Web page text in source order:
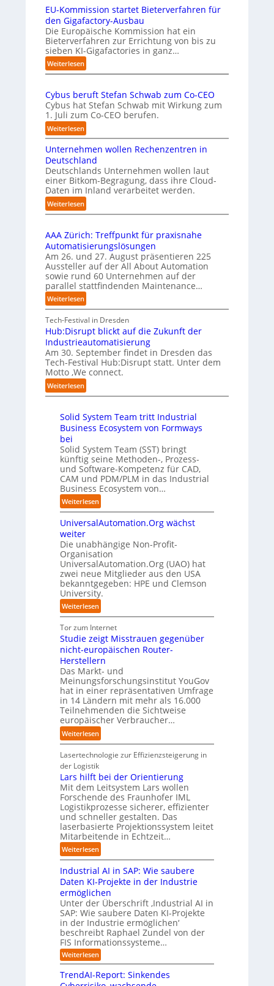
s
c
h
r
f
e
n
n
d
i
e
l
A
s
b
i
d
u
g
s
s
t
l
l
n
l
e
b
e
n
u
b
e
e
z
t
E
s
k
o
m
m
t
u
f
d
i
e
m
p
l
e
m
e
n
i
e
r
u
n
g
a
n
“
EU-Kommission startet Bieterverfahren für
den Gigafactory-Ausbau
Die Europäische Kommission hat ein
Bieterverfahren zur Errichtung von bis zu
sieben KI-Gigafactories in ganz…
Weiterlesen:
E
-
K
o
m
m
i
s
s
i
o
n
s
a
r
t
e
t
B
i
e
t
e
r
v
e
r
f
a
h
e
n
ü
r
d
e
n
G
i
g
a
f
a
c
t
o
r
y
-
A
u
s
b
a
u
Cybus beruft Stefan Schwab zum Co-CEO
Cybus hat Stefan Schwab mit Wirkung zum
1. Juli zum Co-CEO berufen.
Weiterlesen:
C
y
b
u
s
b
e
r
f
S
t
e
f
a
n
c
h
w
a
b
z
u
m
o
-
E
O
Unternehmen wollen Rechenzentren in
Deutschland
Deutschlands Unternehmen wollen laut
einer Bitkom-Begragung, dass ihre Cloud-
Daten im Inland verarbeitet werden.
Weiterlesen:
U
t
e
r
n
e
h
e
n
w
o
l
e
n
R
h
e
z
e
n
t
r
e
n
i
n
D
e
u
t
s
c
h
l
a
n
d
AAA Zürich: Treffpunkt für praxisnahe
Automatisierungslösungen
Am 26. und 27. August präsentieren 225
Aussteller auf der All About Automation
sowie rund 60 Unternehmen auf der
parallel stattfindenden Maintenance…
Weiterlesen:
A
A
A
Z
ü
r
i
c
h
T
r
e
f
p
u
n
k
t
ü
p
r
a
x
i
s
n
h
e
A
u
t
o
m
a
t
i
s
i
e
r
u
n
g
s
l
ö
s
u
n
g
n
Tech-Festival in Dresden
Hub:Disrupt blickt auf die Zukunft der
Industrieautomatisierung
Am 30. September findet in Dresden das
Tech-Festival Hub:Disrupt statt. Unter dem
Motto ‚We connect.
Weiterlesen:
H
b
:
i
s
r
u
p
t
b
l
i
c
k
t
a
u
f
d
i
u
k
u
n
f
t
d
e
r
I
d
u
s
t
r
i
e
a
u
t
o
m
t
s
e
r
u
n
g
Solid System Team tritt Industrial
Business Ecosystem von Formways
bei
Solid System Team (SST) bringt
künftig seine Methoden-, Prozess-
und Software-Kompetenz für CAD,
CAM und PDM/PLM in das Industrial
Business Ecosystem von…
Weiterlesen:
S
o
i
d
S
y
s
t
e
m
T
e
a
m
t
r
i
t
t
I
n
d
t
r
i
a
l
B
u
s
i
n
e
s
s
c
o
s
y
s
e
UniversalAutomation.Org wächst
weiter
Die unabhängige Non-Profit-
Organisation
UniversalAutomation.Org (UAO) hat
zwei neue Mitglieder aus den USA
bekanntgegeben: HPE und Clemson
University.
Weiterlesen:
U
n
i
v
e
r
s
a
l
A
u
t
o
m
t
i
o
n
.
O
r
g
w
ä
c
h
s
w
e
i
t
e
r
Tor zum Internet
Studie zeigt Misstrauen gegenüber
nicht-europäischen Router-
Herstellern
Das Markt- und
Meinungsforschungsinstitut YouGov
hat in einer repräsentativen Umfrage
in 14 Ländern mit mehr als 16.000
Teilnehmenden die Sichtweise
europäischer Verbraucher…
Weiterlesen:
S
t
u
d
e
z
e
i
g
M
i
s
r
a
u
e
n
g
e
g
Lasertechnologie zur Effizienzsteigerung in
der Logistik
Lars hilft bei der Orientierung
Mit dem Leitsystem Lars wollen
Forschende des Fraunhofer IML
Logistikprozesse sicherer, effizienter
und schneller gestalten. Das
laserbasierte Projektionssystem leitet
Mitarbeitende in Echtzeit…
Weiterlesen:
L
a
r
s
h
i
l
f
t
b
e
i
d
Industrial AI in SAP: Wie saubere
Daten KI-Projekte in der Industrie
ermöglichen
Unter der Überschrift ‚Industrial AI in
SAP: Wie saubere Daten KI-Projekte
in der Industrie ermöglichen‘
beschreibt Raphael Zundel von der
FIS Informationssysteme…
Weiterlesen:
I
n
d
TrendAI-Report: Sinkendes